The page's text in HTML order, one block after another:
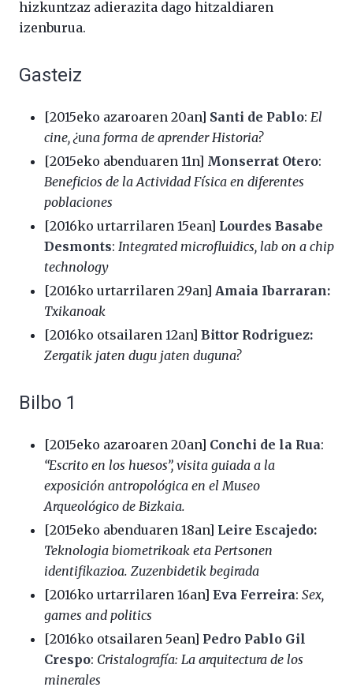
hizkuntzaz adierazita dago hitzaldiaren
izenburua.
Gasteiz
[2015eko azaroaren 20an] Santi de Pablo: El
cine, ¿una forma de aprender Historia?
[2015eko abenduaren 11n] Monserrat Otero:
Beneficios de la Actividad Física en diferentes
poblaciones
[2016ko urtarrilaren 15ean] Lourdes Basabe
Desmonts: Integrated microfluidics, lab on a chip
technology
[2016ko urtarrilaren 29an] Amaia Ibarraran:
Txikanoak
[2016ko otsailaren 12an] Bittor Rodriguez:
Zergatik jaten dugu jaten duguna?
Bilbo 1
[2015eko azaroaren 20an] Conchi de la Rua:
“Escrito en los huesos”, visita guiada a la
exposición antropológica en el Museo
Arqueológico de Bizkaia.
[2015eko abenduaren 18an] Leire Escajedo:
Teknologia biometrikoak eta Pertsonen
identifikazioa. Zuzenbidetik begirada
[2016ko urtarrilaren 16an] Eva Ferreira: Sex,
games and politics
[2016ko otsailaren 5ean] Pedro Pablo Gil
Crespo: Cristalografía: La arquitectura de los
minerales